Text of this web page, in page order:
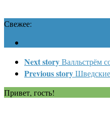
Свежее:
Next storyВалльстрём
Previous storyШведские
Привет, гость!